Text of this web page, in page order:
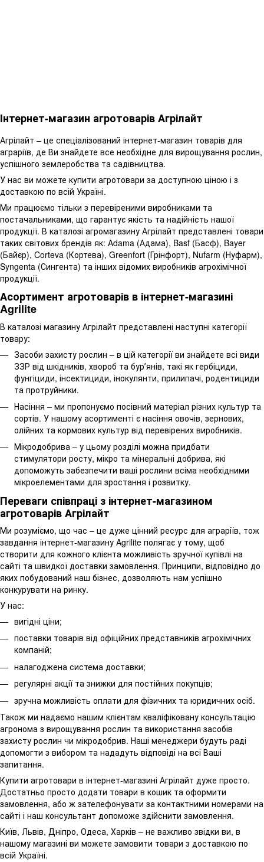
Інтернет-магазин агротоварів Агрілайт
Агрілайт – це спеціалізований інтернет-магазин товарів для
аграріїв, де Ви знайдете все необхідне для вирощування рослин,
успішного землеробства та садівництва.
У нас ви можете купити агротовари за доступною ціною і з
доставкою по всій Україні.
Ми працюємо тільки з перевіреними виробниками та
постачальниками, що гарантує якість та надійність нашої
продукції. В каталозі агромагазину Агрілайт представлені товари
таких світових брендів як: Adama (Адама), Basf (Басф), Bayer
(Байєр), Corteva (Кортева), Greenfort (Грінфорт), Nufarm (Нуфарм),
Syngenta (Сингента) та інших відомих виробників агрохімічної
продукції.
Асортимент агротоварів в інтернет-магазині
Agrilite
В каталозі магазину Агрілайт представлені наступні категорії
товару:
Засоби захисту рослин – в цій категорії ви знайдете всі види
ЗЗР від шкідників, хвороб та бурʼянів, такі як гербіциди,
фунгіциди, інсектициди, інокулянти, прилипачі, родентициди
та протруйники.
Насіння – ми пропонуємо посівний матеріал різних культур та
сортів. У нашому асортименті є насіння овочів, зернових,
олійних та кормових культур від перевірених виробників.
Мікродобрива – у цьому розділі можна придбати
стимулятори росту, мікро та мінеральні добрива, які
допоможуть забезпечити ваші рослини всіма необхідними
мікроелементами для зростання і розвитку.
Переваги співпраці з інтернет-магазином
агротоварів Агрілайт
Ми розуміємо, що час – це дуже цінний ресурс для аграріїв, тож
завдання інтернет-магазину Agrilite полягає у тому, щоб
створити для кожного клієнта можливість зручної купівлі на
сайті та швидкої доставки замовлення. Принципи, відповідно до
яких побудований наш бізнес, дозволяють нам успішно
конкурувати на ринку.
У нас:
вигідні ціни;
поставки товарів від офіційних представників агрохімічних
компаній;
налагоджена система доставки;
регулярні акції та знижки для постійних покупців;
зручна можливість оплати для фізичних та юридичних осіб.
Також ми надаємо нашим клієнтам кваліфіковану консультацію
агронома з вирощування рослин та використання засобів
захисту рослин чи мікродобрив. Наші менеджери будуть раді
допомогти з вибором та нададуть відповіді на всі Ваші
запитання.
Купити агротовари в інтернет-магазині Агрілайт дуже просто.
Достатньо просто додати товари в кошик та оформити
замовлення, або ж зателефонувати за контактними номерами на
сайті і наш консультант допоможе здійснити замовлення.
Київ, Львів, Дніпро, Одеса, Харків – не важливо звідки ви, в
нашому магазині ви можете замовити товари з доставкою по
всій Україні.